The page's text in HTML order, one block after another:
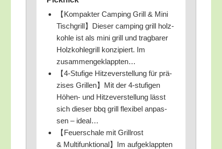
【Kom­pak­ter Cam­ping Grill & Mini
Tischgrill】Dieser cam­ping grill holz­
koh­le ist als mini grill und trag­ba­rer
Holz­koh­le­grill kon­zi­piert. Im
zusammengeklappten…
【4‑Stufige Hit­ze­ver­stel­lung für prä­
zi­ses Grillen】Mit der 4‑stufigen
Höhen- und Hit­ze­ver­stel­lung lässt
sich die­ser bbq grill fle­xi­bel anpas­
sen – ideal…
【Feu­er­scha­le mit Grill­rost
& Multifunktional】Im auf­ge­klapp­ten